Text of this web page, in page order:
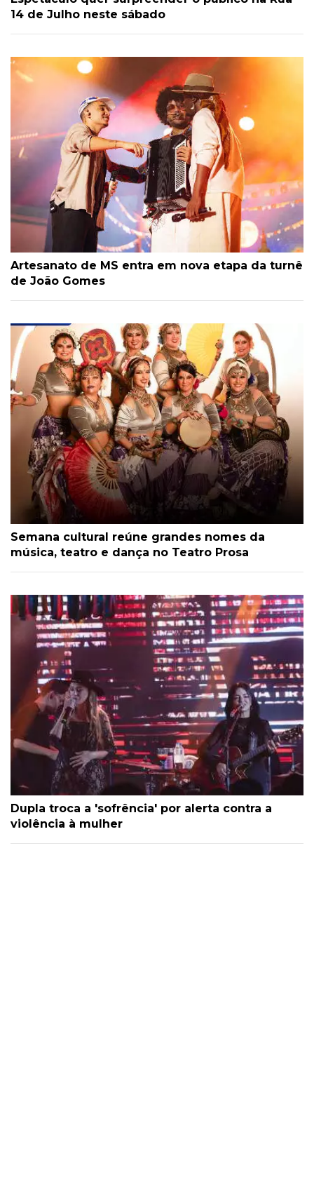
14 de Julho neste sábado
Artesanato de MS entra em nova etapa da turnê
de João Gomes
Semana cultural reúne grandes nomes da
música, teatro e dança no Teatro Prosa
Dupla troca a 'sofrência' por alerta contra a
violência à mulher